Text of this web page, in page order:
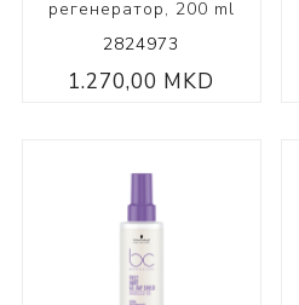
регенератор, 200 ml
2824973
1.270,00 MKD